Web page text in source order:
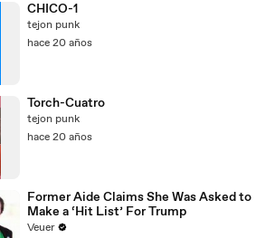
CHICO-1
tejon punk
hace 20 años
Torch-Cuatro
tejon punk
hace 20 años
Former Aide Claims She Was Asked to
Make a ‘Hit List’ For Trump
Veuer